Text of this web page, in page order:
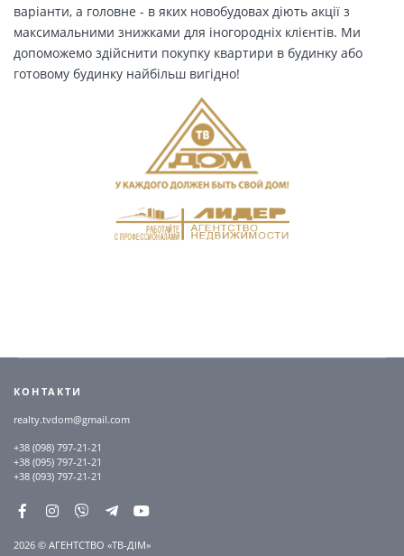
варіанти, а головне - в яких новобудовах діють акції з
максимальними знижками для іногородніх клієнтів. Ми
допоможемо здійснити покупку квартири в будинку або
готовому будинку найбільш вигідно!
КОНТАКТИ
realty.tvdom@gmail.com
+38 (098) 797-21-21
+38 (095) 797-21-21
+38 (093) 797-21-21
2026 © АГЕНТСТВО «ТВ-ДІМ»